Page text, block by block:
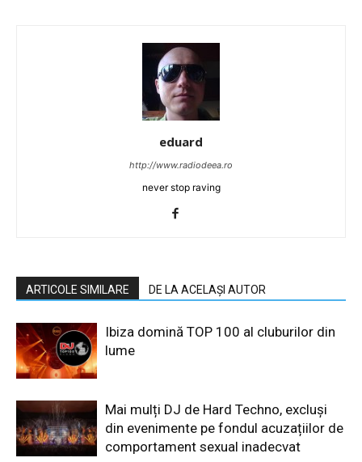
eduard
http://www.radiodeea.ro
never stop raving
ARTICOLE SIMILARE DE LA ACELAȘI AUTOR
Ibiza domină TOP 100 al cluburilor din
lume
Mai mulți DJ de Hard Techno, excluși
din evenimente pe fondul acuzațiilor de
comportament sexual inadecvat